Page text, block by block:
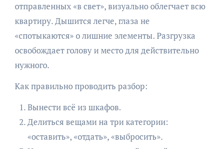
отправленных «в свет», визуально облегчает всю
квартиру. Дышится легче, глаза не
«спотыкаются» о лишние элементы. Разгрузка
освобождает голову и место для действительно
нужного.
Как правильно проводить разбор:
Вынести всё из шкафов.
Делиться вещами на три категории:
«оставить», «отдать», «выбросить».